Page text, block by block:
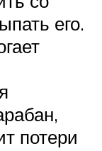
его.
потери